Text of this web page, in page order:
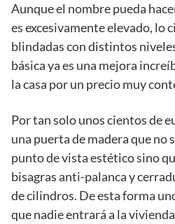
Aunque el nombre pueda
es excesivamente elevado, lo
blindadas con distintos
básica ya es una mejora
la casa por un precio muy
Por tan solo unos cientos de
una puerta de madera que no
punto de vista estético sino
bisagras anti-palanca y
de cilindros. De esta forma
que nadie entrará a la